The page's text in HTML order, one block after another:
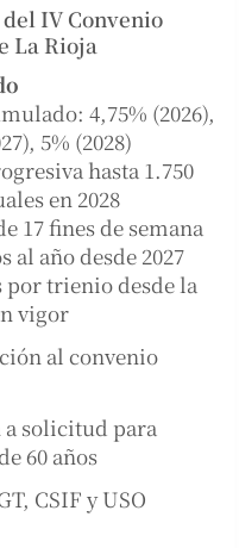
IV Convenio
La Rioja
4,75% (2026),
5% (2028)
hasta 1.750
en 2028
17 fines de semana
al año desde 2027
por trienio desde la
vigor
al convenio
a solicitud para
60 años
CSIF y USO